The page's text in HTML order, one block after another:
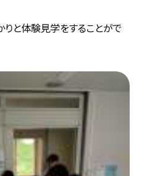
と体験見学をすることがで